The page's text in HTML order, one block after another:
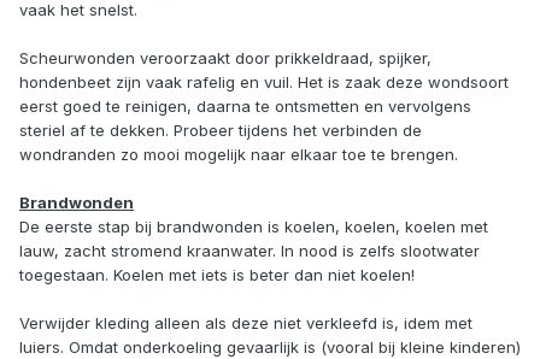
vaak het snelst.
Scheurwonden veroorzaakt door prikkeldraad, spijker,
hondenbeet zijn vaak rafelig en vuil. Het is zaak deze wondsoort
eerst goed te reinigen, daarna te ontsmetten en vervolgens
steriel af te dekken. Probeer tijdens het verbinden de
wondranden zo mooi mogelijk naar elkaar toe te brengen.
Brandwonden
De eerste stap bij brandwonden is koelen, koelen, koelen met
lauw, zacht stromend kraanwater. In nood is zelfs slootwater
toegestaan. Koelen met iets is beter dan niet koelen!
Verwijder kleding alleen als deze niet verkleefd is, idem met
luiers. Omdat onderkoeling gevaarlijk is (vooral bij kleine kinderen)